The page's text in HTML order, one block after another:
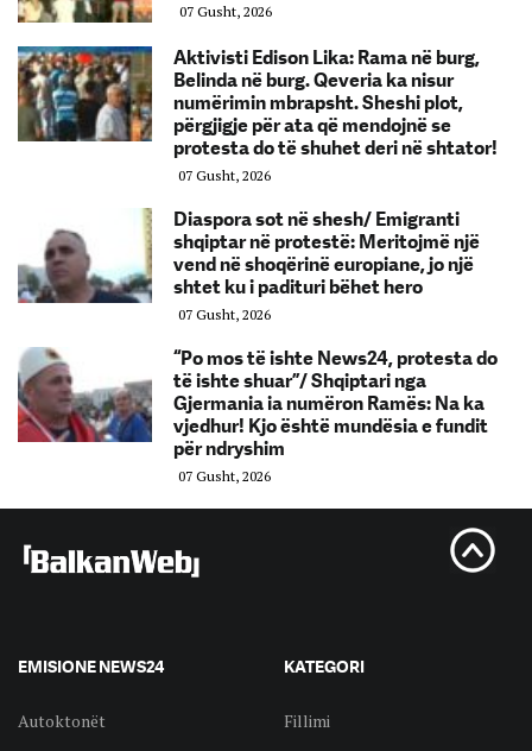
07 Gusht, 2026
Aktivisti Edison Lika: Rama në burg,
Belinda në burg. Qeveria ka nisur
numërimin mbrapsht. Sheshi plot,
përgjigje për ata që mendojnë se
protesta do të shuhet deri në shtator!
07 Gusht, 2026
Diaspora sot në shesh/ Emigranti
shqiptar në protestë: Meritojmë një
vend në shoqërinë europiane, jo një
shtet ku i padituri bëhet hero
07 Gusht, 2026
“Po mos të ishte News24, protesta do
të ishte shuar”/ Shqiptari nga
Gjermania ia numëron Ramës: Na ka
vjedhur! Kjo është mundësia e fundit
për ndryshim
07 Gusht, 2026
EMISIONE NEWS24
Autoktonët
KATEGORI
Fillimi